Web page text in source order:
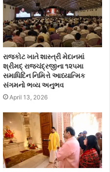
રાજકોટ ખાતે શાસ્ત્રી મેદાનમાં
શ્રીમદ્ રાજચંદ્રજીના ૧૨૫મા
સમાધિદિન નિમિત્તે આધ્યાત્મિક
સંગમનો ભવ્ય અનુભવ
April 13, 2026